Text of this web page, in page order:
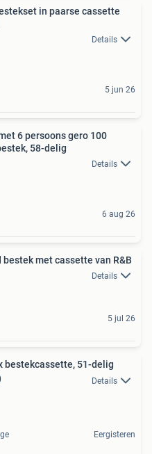
in paarse cassette
Details
5 jun 26
6 persoons gero 100
58-delig
Details
6 aug 26
met cassette van R&B
Details
5 jul 26
bestekcassette, 51-delig
Details
Eergisteren